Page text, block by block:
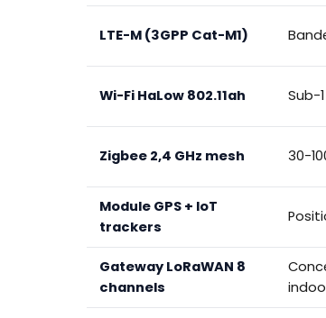
LTE-M (3GPP Cat-M1)
Wi-Fi HaLow 802.11ah Sub-
Zigbee 2,4 GHz mesh 30-
Module GPS + IoT
trackers
Gateway LoRaWAN 8
channels